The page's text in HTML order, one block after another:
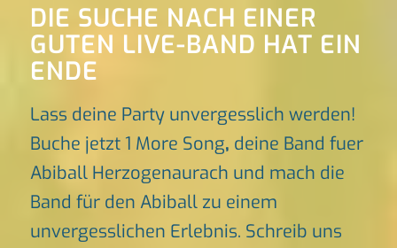
DIE SUCHE NACH EINER
GUTEN LIVE-BAND HAT EIN
ENDE
Lass deine Party unvergesslich werden!
Buche jetzt 1 More Song, deine Band fuer
Abiball Herzogenaurach und mach die
Band für den Abiball zu einem
unvergesslichen Erlebnis. Schreib uns